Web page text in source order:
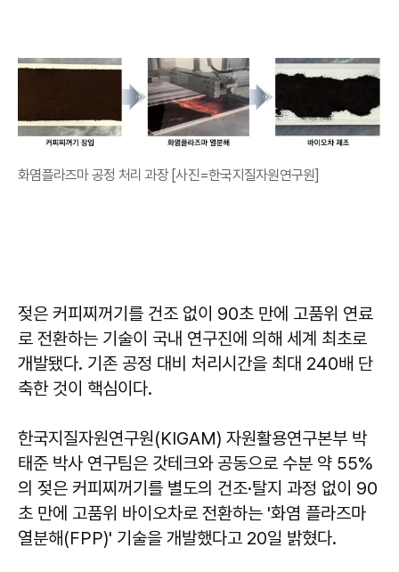
화염플라즈마 공정 처리 과장 [사진=한국지질자원연구원]
젖은 커피찌꺼기를 건조 없이 90초 만에 고품위 연료
로 전환하는 기술이 국내 연구진에 의해 세계 최초로
개발됐다. 기존 공정 대비 처리시간을 최대 240배 단
축한 것이 핵심이다.
한국지질자원연구원(KIGAM) 자원활용연구본부 박
태준 박사 연구팀은 갓테크와 공동으로 수분 약 55%
의 젖은 커피찌꺼기를 별도의 건조·탈지 과정 없이 90
초 만에 고품위 바이오차로 전환하는 '화염 플라즈마
열분해(FPP)' 기술을 개발했다고 20일 밝혔다.